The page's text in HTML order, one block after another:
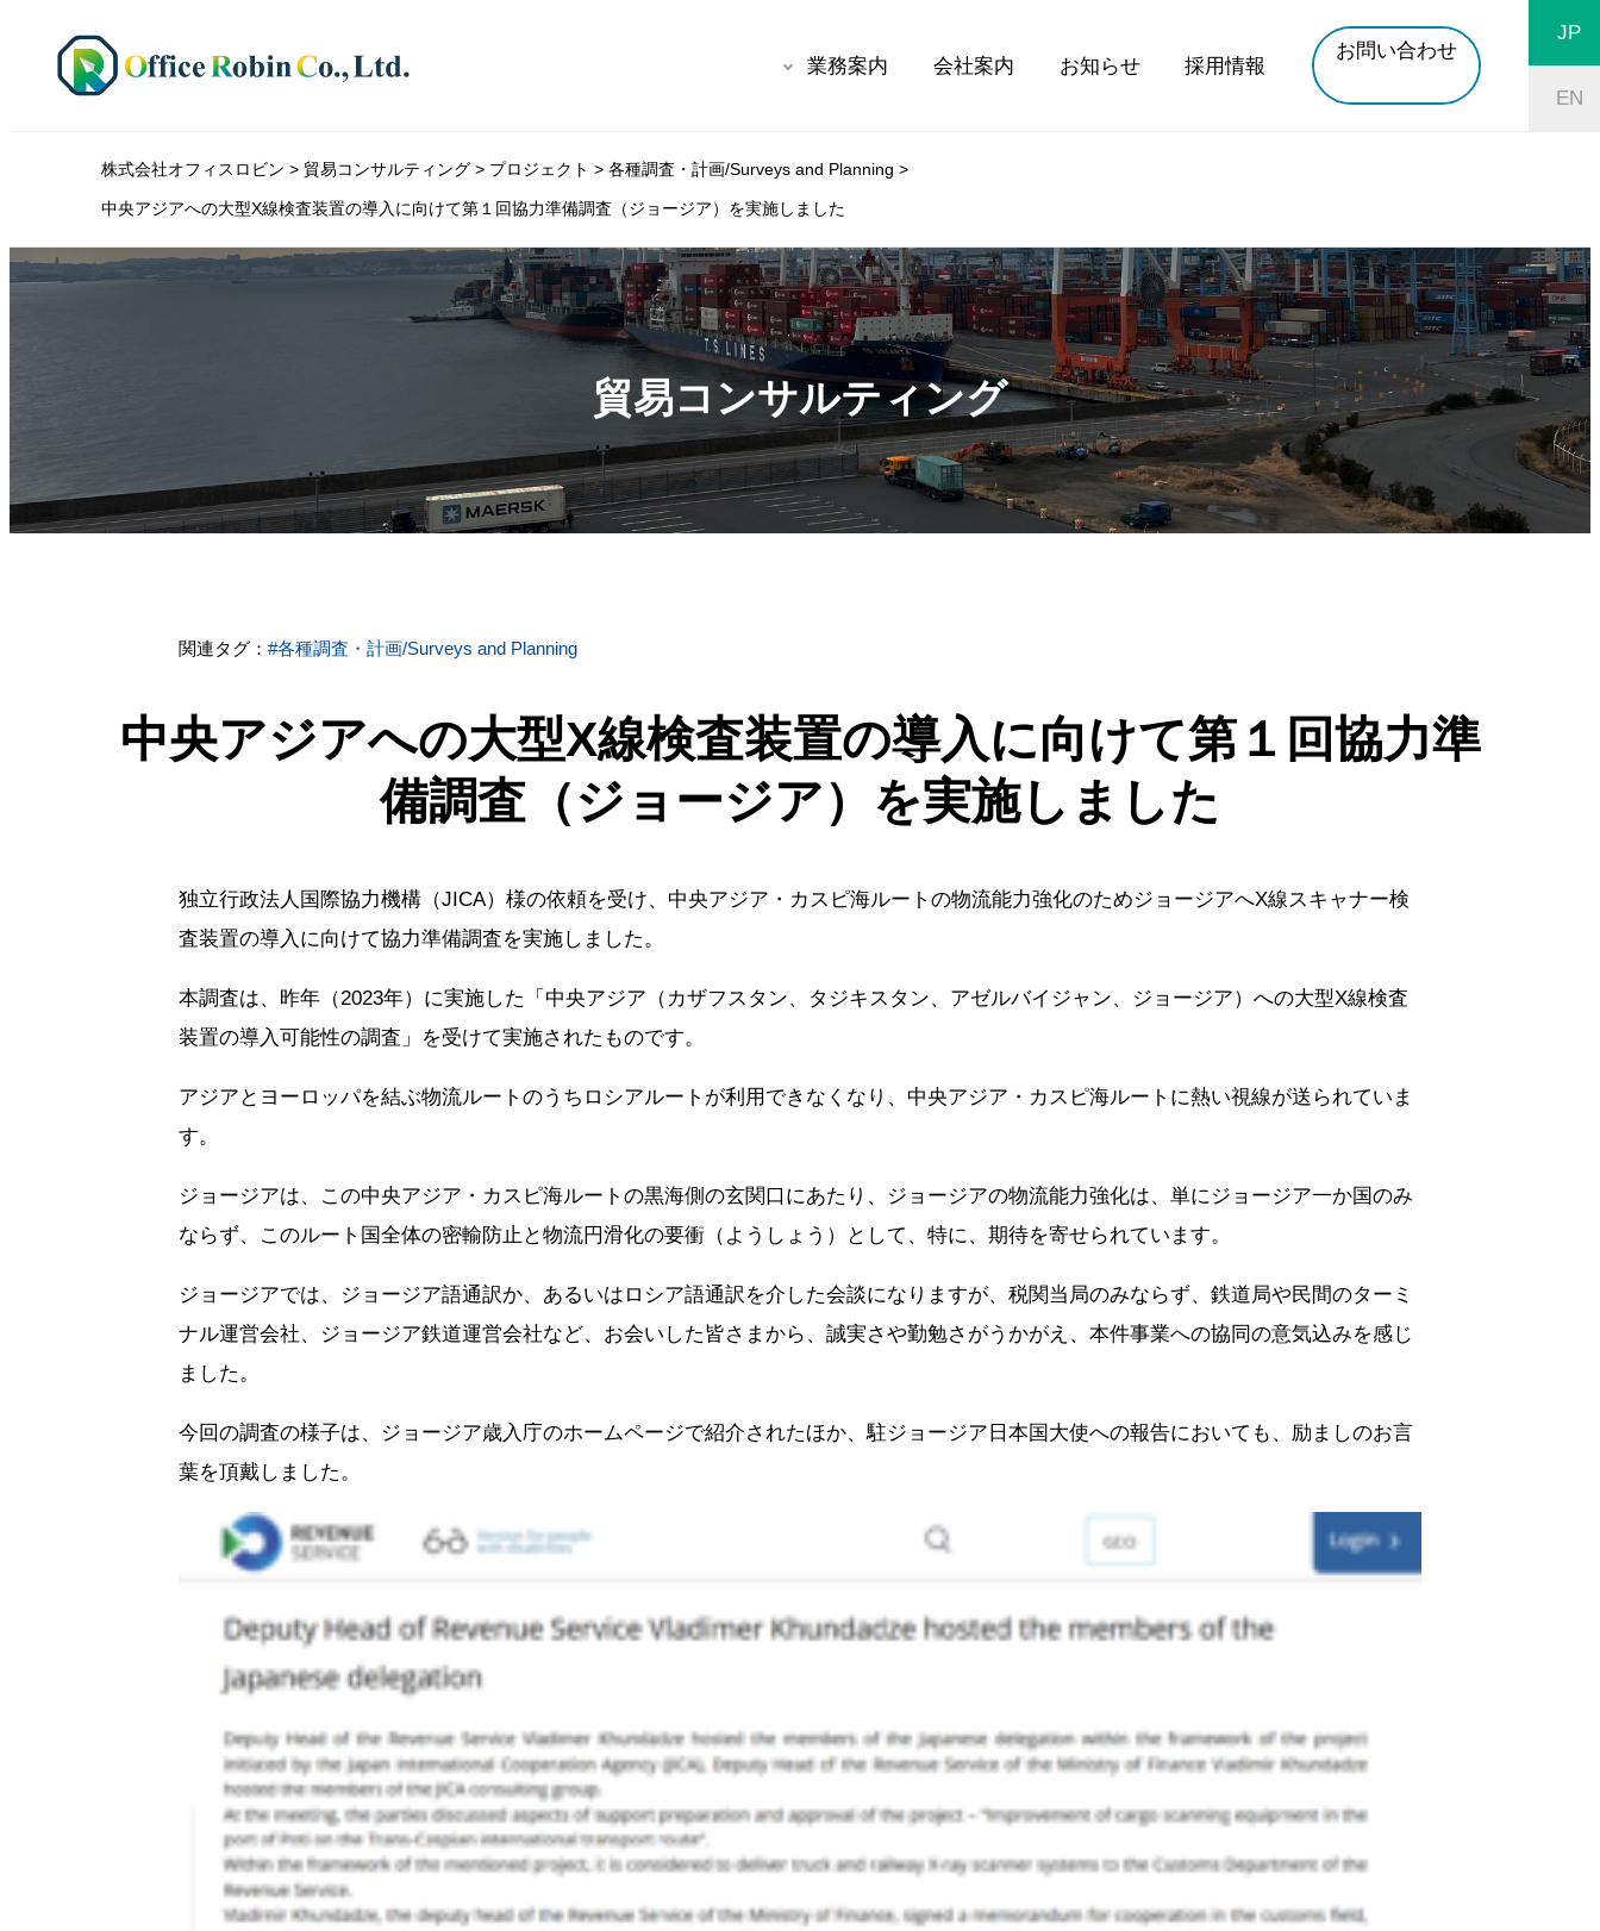
業務案内 会社案内 お知らせ 採用情報
お問い合わせ
JP
EN
株式会社オフィスロビン > 貿易コンサルティング > プロジェクト > 各種調査・計画/Surveys and Planning >
中央アジアへの大型X線検査装置の導入に向けて第１回協力準備調査（ジョージア）を実施しました
貿易コンサルティング
関連タグ：#各種調査・計画/Surveys and Planning
中央アジアへの大型X線検査装置の導入に向けて第１回協力準
備調査（ジョージア）を実施しました
独立行政法人国際協力機構（JICA）様の依頼を受け、中央アジア・カスピ海ルートの物流能力強化のためジョージアへX線スキャナー検
査装置の導入に向けて協力準備調査を実施しました。
本調査は、昨年（2023年）に実施した「中央アジア（カザフスタン、タジキスタン、アゼルバイジャン、ジョージア）への大型X線検査
装置の導入可能性の調査」を受けて実施されたものです。
アジアとヨーロッパを結ぶ物流ルートのうちロシアルートが利用できなくなり、中央アジア・カスピ海ルートに熱い視線が送られていま
す。
ジョージアは、この中央アジア・カスピ海ルートの黒海側の玄関口にあたり、ジョージアの物流能力強化は、単にジョージア一か国のみ
ならず、このルート国全体の密輸防止と物流円滑化の要衝（ようしょう）として、特に、期待を寄せられています。
ジョージアでは、ジョージア語通訳か、あるいはロシア語通訳を介した会談になりますが、税関当局のみならず、鉄道局や民間のターミ
ナル運営会社、ジョージア鉄道運営会社など、お会いした皆さまから、誠実さや勤勉さがうかがえ、本件事業への協同の意気込みを感じ
ました。
今回の調査の様子は、ジョージア歳入庁のホームページで紹介されたほか、駐ジョージア日本国大使への報告においても、励ましのお言
葉を頂戴しました。